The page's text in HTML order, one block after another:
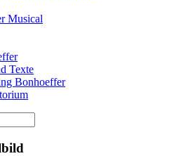
Musical
Texte
Bonhoeffer